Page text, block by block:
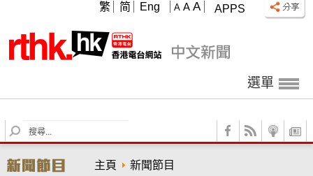
APPS
A A A
繁 简 Eng
選單
S
e
r
主頁 新聞節目